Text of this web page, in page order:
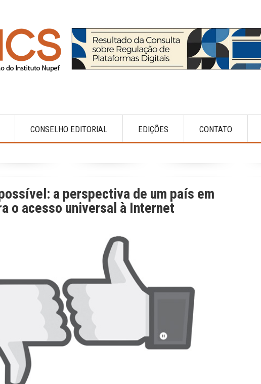
CONSELHO EDITORIAL EDIÇÕES CONTATO
a perspectiva de um país em
o acesso universal à Internet